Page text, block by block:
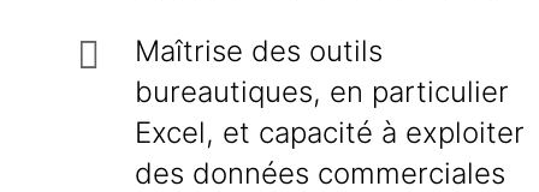
Maîtrise des outils
bureautiques, en particulier
Excel, et capacité à exploiter
des données commerciales